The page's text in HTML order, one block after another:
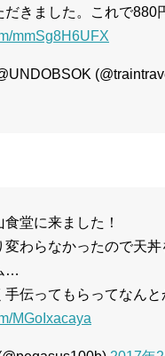
だきました。これで880
mmSg8H6UFX
堂に来ました！
変わらなかったので天丼
…
手伝ってもらってなん
MGoIxacaya